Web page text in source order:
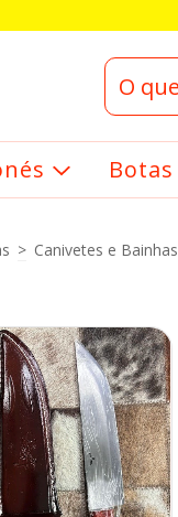
Botas
> Canivetes e Bainhas